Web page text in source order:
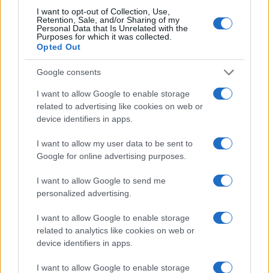
I want to opt-out of Collection, Use,
Retention, Sale, and/or Sharing of my
Personal Data that Is Unrelated with the
Purposes for which it was collected.
Opted Out
Google consents
I want to allow Google to enable storage
related to advertising like cookies on web or
device identifiers in apps.
I want to allow my user data to be sent to
Google for online advertising purposes.
I want to allow Google to send me
personalized advertising.
I want to allow Google to enable storage
related to analytics like cookies on web or
device identifiers in apps.
I want to allow Google to enable storage
smaakervaring. Wanneer we eten, proeven we niet
alleen het voedsel; we proeven ook de
geschiedenis en de mensen die het hebben
gemaakt.Wat maakt jouw favoriete gerecht zo
speciaal?